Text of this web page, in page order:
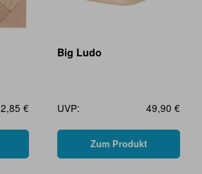
2,85 €
Big Ludo
UVP: 49,90 €
Zum Produkt